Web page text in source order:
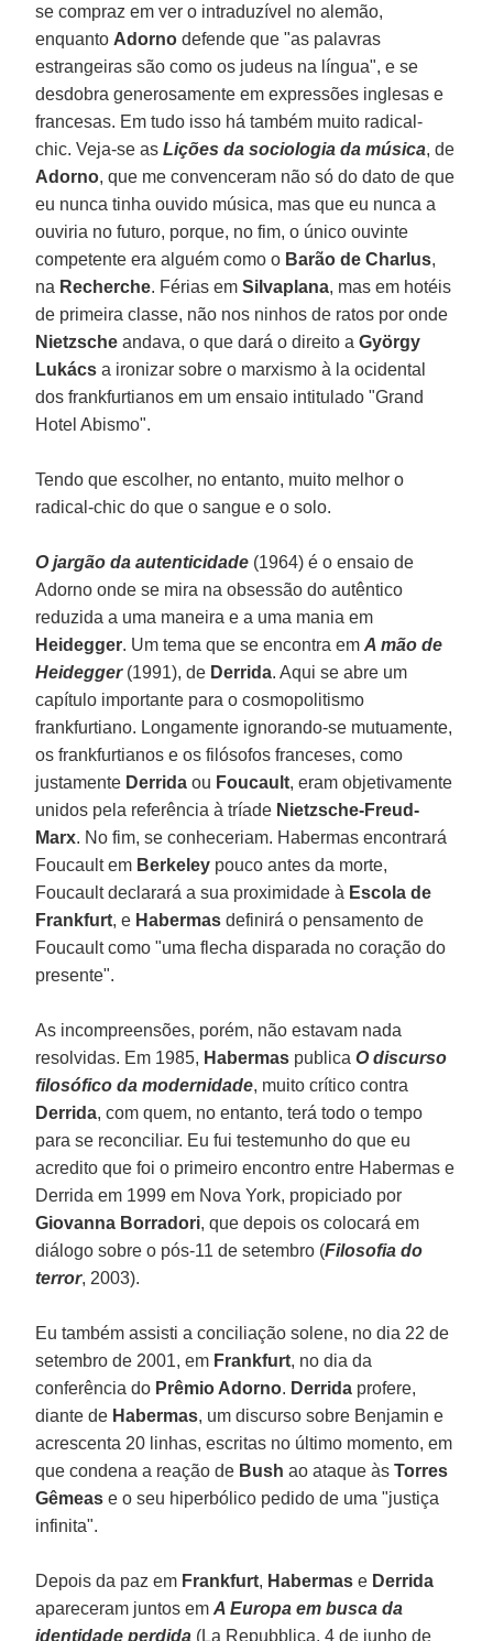
se compraz em ver o intraduzível no alemão,
enquanto Adornodefende que "as palavras
estrangeiras são como os judeus na língua", e se
desdobra generosamente em expressões inglesas e
francesas. Em tudo isso há também muito radical-
chic. Veja-se asLições da sociologia da música, de
Adorno, que me convenceram não só do dato de que
eu nunca tinha ouvido música, mas que eu nunca a
ouviria no futuro, porque, no fim, o único ouvinte
competente era alguém como o Barão de Charlus,
na Recherche. Férias emSilvaplana, mas em hotéis
de primeira classe, não nos ninhos de ratos por onde
Nietzscheandava, o que dará o direito aGyörgy
Lukácsa ironizar sobre o marxismo à la ocidental
dos frankfurtianos em um ensaio intitulado "Grand
Hotel Abismo".
Tendo que escolher, no entanto, muito melhor o
radical-chic do que o sangue e o solo.
O jargão da autenticidade (1964) é o ensaio de
Adorno onde se mira na obsessão do autêntico
reduzida a uma maneira e a uma mania em
Heidegger. Um tema que se encontra emA mão de
Heidegger(1991), de Derrida. Aqui se abre um
capítulo importante para o cosmopolitismo
frankfurtiano. Longamente ignorando-se mutuamente,
os frankfurtianos e os filósofos franceses, como
justamente Derridaou Foucault, eram objetivamente
unidos pela referência à tríade Nietzsche-Freud-
Marx. No fim, se conheceriam. Habermas encontrará
Foucault em Berkeley pouco antes da morte,
Foucault declarará a sua proximidade à Escola de
Frankfurt, e Habermasdefinirá o pensamento de
Foucault como "uma flecha disparada no coração do
presente".
As incompreensões, porém, não estavam nada
resolvidas. Em 1985, Habermas publicaO discurso
filosófico da modernidade, muito crítico contra
Derrida, com quem, no entanto, terá todo o tempo
para se reconciliar. Eu fui testemunho do que eu
acredito que foi o primeiro encontro entre Habermas e
Derrida em 1999 em Nova York, propiciado por
Giovanna Borradori, que depois os colocará em
diálogo sobre o pós-11 de setembro (Filosofia do
terror, 2003).
Eu também assisti a conciliação solene, no dia 22 de
setembro de 2001, em Frankfurt, no dia da
conferência do Prêmio Adorno. Derrida profere,
diante de Habermas, um discurso sobre Benjamin e
acrescenta 20 linhas, escritas no último momento, em
que condena a reação de Bushao ataque àsTorres
Gêmease o seu hiperbólico pedido de uma "justiça
infinita".
Depois da paz em Frankfurt, Habermase Derrida
apareceram juntos emA Europa em busca da
identidade perdida (La Repubblica, 4 de junho de